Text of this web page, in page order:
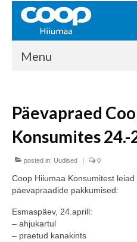
Menu
Kontakt
Liikmed
Ajalugu
KAUPLUSED
EHITUSKESKUS
KAUBAMAJA
Päevapraed
Konsumites
posted in: Uudised | 0
Coop Hiiumaa Konsumitest
päevapraadide pakkumised:
Esmaspäev, 24.aprill:
– ahjukartul
– praetud kanakints